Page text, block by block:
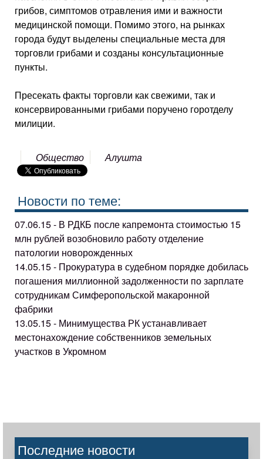
грибов, симптомов отравления ими и важности
медицинской помощи. Помимо этого, на рынках
города будут выделены специальные места для
торговли грибами и созданы консультационные
пункты.
Пресекать факты торговли как свежими, так и
консервированными грибами поручено горотделу
милиции.
Общество Алушта
Новости по теме:
07.06.15 - В РДКБ после капремонта стоимостью 15
млн рублей возобновило работу отделение
патологии новорожденных
14.05.15 - Прокуратура в судебном порядке добилась
погашения миллионной задолженности по зарплате
сотрудникам Симферопольской макаронной
фабрики
13.05.15 - Минимущества РК устанавливает
местонахождение собственников земельных
участков в Укромном
Последние новости